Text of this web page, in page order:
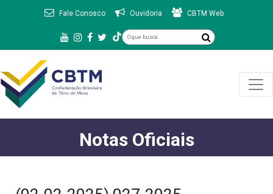
Fale Conosco Ouvidoria CBTM Web
Notas Oficiais